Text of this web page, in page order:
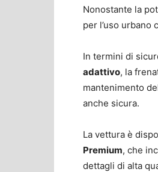
Nonostante la
per l’uso urbano
In termini di
adattivo, la
mantenimento
anche sicura.
La vettura è
Premium, che
dettagli di alta